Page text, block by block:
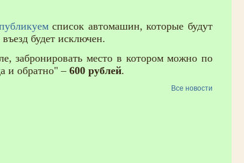
список автомашин, которые будут
будет исключен.
забронировать место в котором можно по
и обратно" – 600 рублей.
Все новости